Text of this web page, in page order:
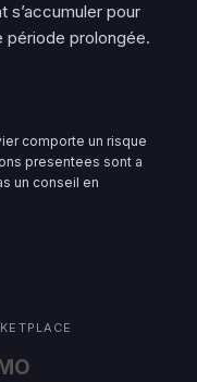
s’accumuler pour
période prolongée.
comporte un risque
presentees sont a
un conseil en